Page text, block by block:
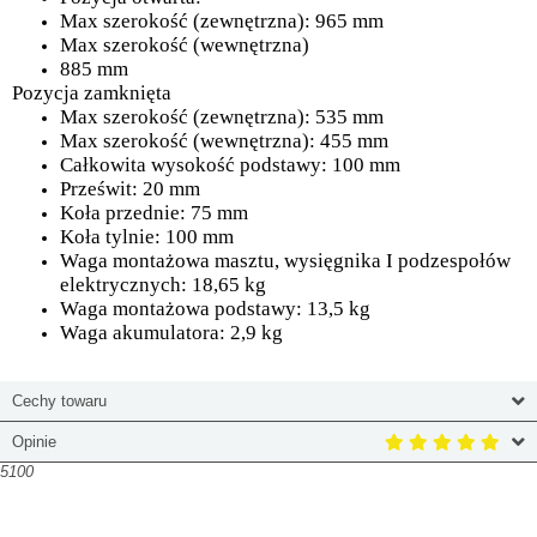
Max szerokość (zewnętrzna): 965 mm
Max szerokość (wewnętrzna)
885 mm
Pozycja zamknięta
Max szerokość (zewnętrzna): 535 mm
Max szerokość (wewnętrzna): 455 mm
Całkowita wysokość podstawy: 100 mm
Prześwit: 20 mm
Koła przednie: 75 mm
Koła tylnie: 100 mm
Waga montażowa masztu, wysięgnika I podzespołów
elektrycznych: 18,65 kg
Waga montażowa podstawy: 13,5 kg
Waga akumulatora: 2,9 kg
Cechy towaru
Opinie
5100